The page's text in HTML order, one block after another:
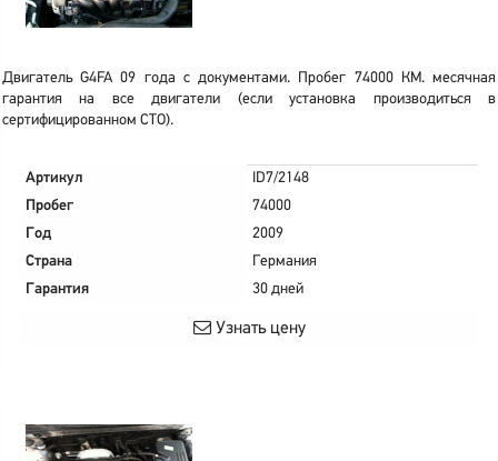
Двигатель G4FA 09 года с документами. Пробег 74000 КМ. месячная
гарантия на все двигатели (если установка производиться в
сертифицированном СТО).
Артикул
ID7/2148
Пробег
74000
Год
2009
Страна
Германия
Гарантия
30 дней
Узнать цену